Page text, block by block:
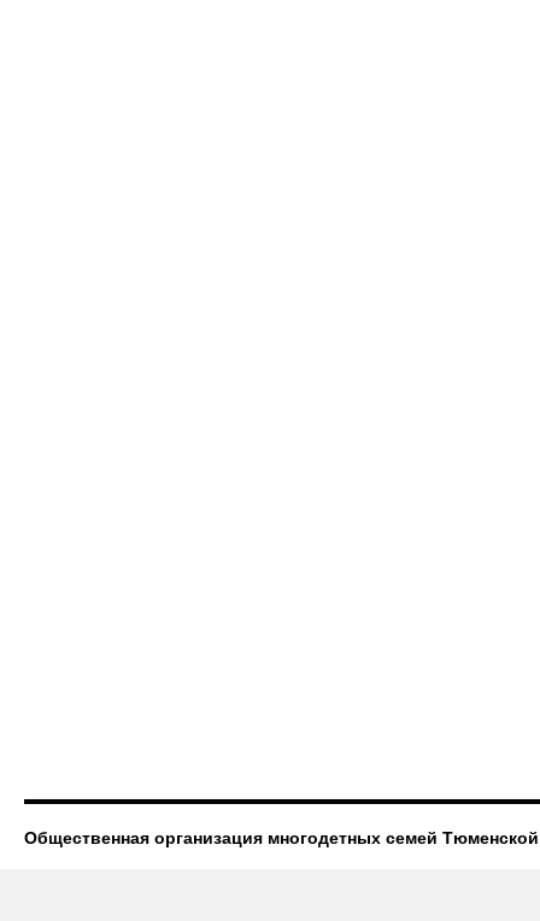
Общественная организация многодетных семей